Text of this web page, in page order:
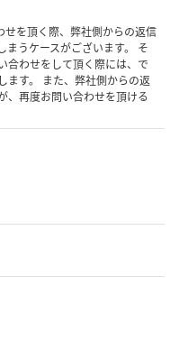
を頂く際、弊社側からの返信
まうケースがございます。 そ
合わせをして頂く際には、で
ます。 また、弊社側からの返
、再度お問い合わせを頂ける